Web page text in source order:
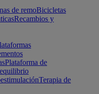
de remoBicicletas
Recambios y
Plataforma de
Terapia de